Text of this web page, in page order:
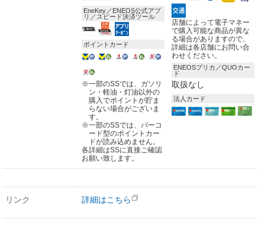
EneKey／ENEOS公式アプ
リ／スピード決済ツール
ポイントカード
※一部のSSでは、ガソリ
ン・軽油・灯油以外の
購入でポイントが貯ま
らない場合がございま
す。
※一部のSSでは、バーコ
ード型のポイントカー
ドが読み込めません。
各詳細はSSに直接ご確認
お願い致します。
店舗によって電子マネー
で購入可能な商品が異な
る場合がありますので、
詳細は各店舗にお問い合
わせください。
ENEOSプリカ／QUOカー
ド
取扱なし
法人カード
リンク 詳細はこちら